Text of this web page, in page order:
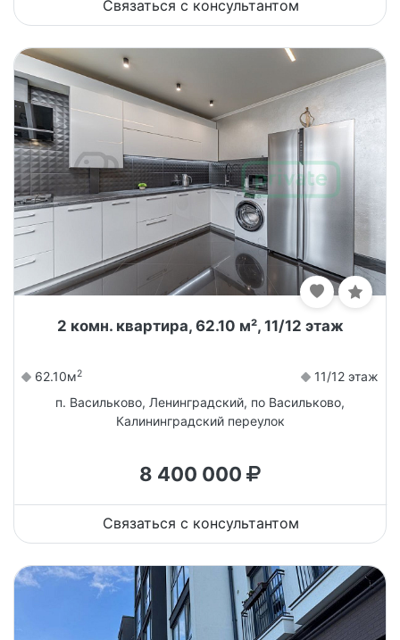
Связаться с консультантом
2 комн. квартира, 62.10 м², 11/12 этаж
62.10м2
11/12 этаж
п. Васильково, Ленинградский, по Васильково,
Калининградский переулок
8 400 000
Связаться с консультантом